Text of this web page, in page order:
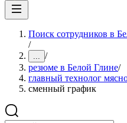
Поиск сотрудников в
/
... /
резюме в Белой Глине/
главный технолог
сменный график